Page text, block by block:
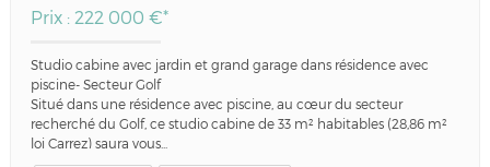
Prix : 222 000 €*
Studio cabine avec jardin et grand garage dans résidence avec
piscine- Secteur Golf
Situé dans une résidence avec piscine, au cœur du secteur
recherché du Golf, ce studio cabine de 33 m² habitables (28,86 m²
loi Carrez) saura vous...